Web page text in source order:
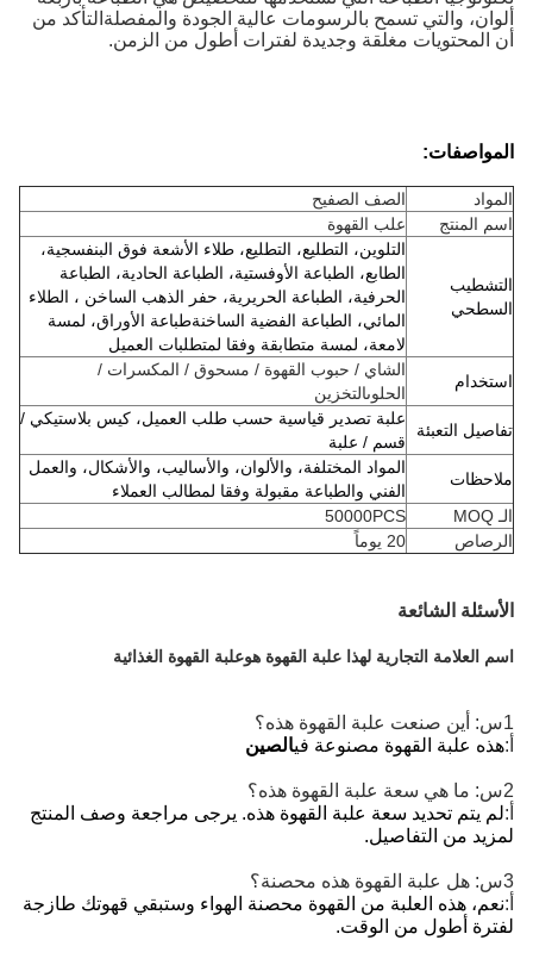
ألوان، والتي تسمح بالرسومات عالية الجودة والمفصلةالتأكد من
أن المحتويات مغلقة وجديدة لفترات أطول من الزمن.
المواصفات:
المواد
الصف الصفيح
اسم المنتج
علب القهوة
التشطيب
السطحي
التلوين، التطليع، التطليع، طلاء الأشعة فوق البنفسجية،
الطابع، الطباعة الأوفستية، الطباعة الحادية، الطباعة
الحرفية، الطباعة الحريرية، حفر الذهب الساخن ، الطلاء
المائي، الطباعة الفضية الساخنةطباعة الأوراق، لمسة
لامعة، لمسة متطابقة وفقا لمتطلبات العميل
استخدام
الشاي / حبوب القهوة / مسحوق / المكسرات /
الحلوىالتخزين
تفاصيل التعبئة
علبة تصدير قياسية حسب طلب العميل، كيس بلاستيكي /
قسم / علبة
ملاحظات
المواد المختلفة، والألوان، والأساليب، والأشكال، والعمل
الفني والطباعة مقبولة وفقا لمطالب العملاء
الـ MOQ
50000PCS
الرصاص
20 يوماً
الأسئلة الشائعة
اسم العلامة التجارية لهذا علبة القهوة هوعلبة القهوة الغذائية
1س: أين صنعت علبة القهوة هذه؟
أ:هذه علبة القهوة مصنوعة فيالصين
2س: ما هي سعة علبة القهوة هذه؟
أ:لم يتم تحديد سعة علبة القهوة هذه. يرجى مراجعة وصف المنتج
لمزيد من التفاصيل.
3س: هل علبة القهوة هذه محصنة؟
أ:نعم، هذه العلبة من القهوة محصنة الهواء وستبقي قهوتك طازجة
لفترة أطول من الوقت.